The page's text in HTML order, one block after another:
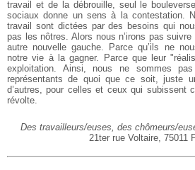
travail et de la débrouille, seul le
sociaux donne un sens à la contestation.
travail sont dictées par des besoins qui
pas les nôtres. Alors nous n’irons pas
autre nouvelle gauche. Parce qu’ils ne
notre vie à la gagner. Parce que leur
exploitation. Ainsi, nous ne sommes
représentants de quoi que ce soit, juste
d’autres, pour celles et ceux qui subissent
révolte.
Des travailleurs/euses, des chômeurs/
21ter rue Voltaire, 75011